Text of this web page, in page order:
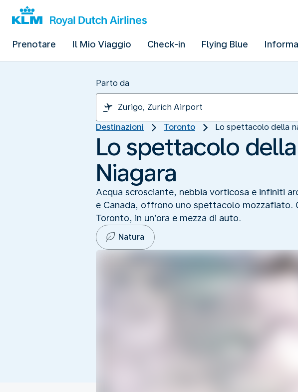
Prenotare Il Mio Viaggio Check-in Flying Blue
Parto da
Destinazioni Toronto Lo spettacolo della
Lo spettacolo
Niagara
Acqua scrosciante, nebbia vorticosa e infiniti
e Canada, offrono uno spettacolo mozzafiato.
Toronto, in un’ora e mezza di auto.
Natura